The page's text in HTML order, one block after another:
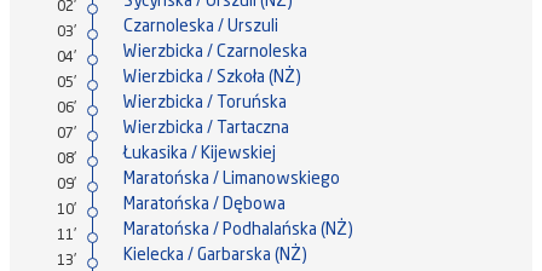
02'
03' Czarnoleska / Urszuli
04' Wierzbicka / Czarnoleska
05' Wierzbicka / Szkoła (NŻ)
06' Wierzbicka / Toruńska
07' Wierzbicka / Tartaczna
08' Łukasika / Kijewskiej
09' Maratońska / Limanowskiego
10' Maratońska / Dębowa
11' Maratońska / Podhalańska (NŻ)
13' Kielecka / Garbarska (NŻ)